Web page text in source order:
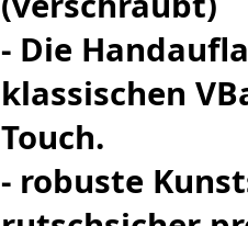
- Die
klassischen
Touch.
- robuste